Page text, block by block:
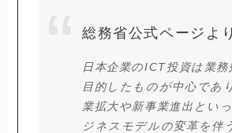
総務省公式ページより
日本企業のICT投資は業務
目的したものが中心であ
業拡大や新事業進出とい
ジネスモデルの変革を伴